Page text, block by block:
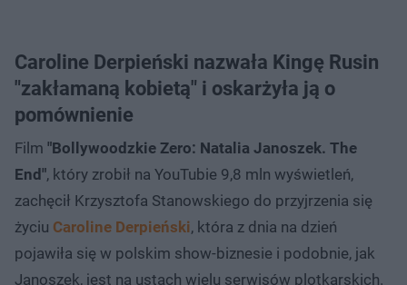
Caroline Derpieński nazwała Kingę Rusin
"zakłamaną kobietą" i oskarżyła ją o
pomównienie
Film "Bollywoodzkie Zero: Natalia Janoszek. The
End", który zrobił na YouTubie 9,8 mln wyświetleń,
zachęcił Krzysztofa Stanowskiego do przyjrzenia się
życiu Caroline Derpieński, która z dnia na dzień
pojawiła się w polskim show-biznesie i podobnie, jak
Janoszek, jest na ustach wielu serwisów plotkarskich.